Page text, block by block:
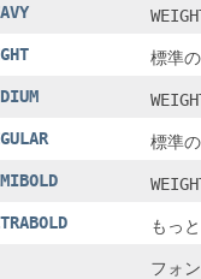
標準
標準
もっ
フォ